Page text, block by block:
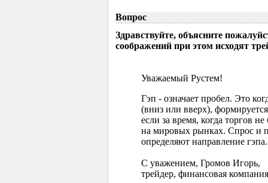
Вопрос
Здравствуйте, объясните
соображений при этом исходят
Уважаемый Рустем!
Гэп - означает пробел. Это
(вниз или вверх),
если за время, когда торгов
на мировых рынках. Спрос и
определяют направление гэпа.
С уважением, Громов Игорь,
трейдер, финансовая